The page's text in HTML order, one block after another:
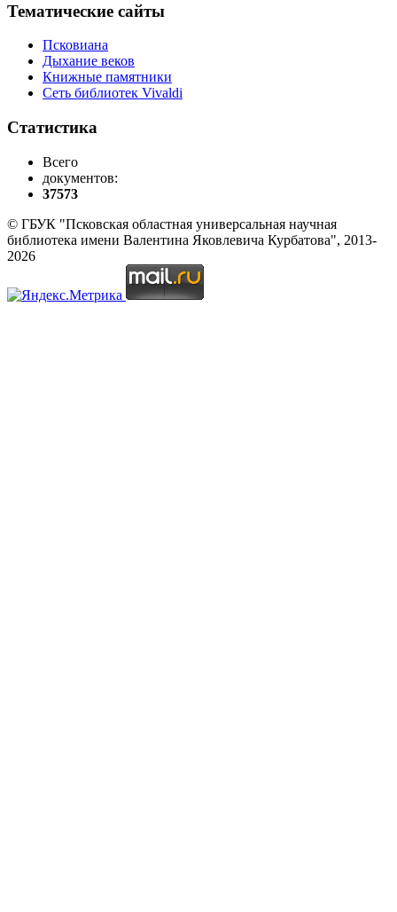
Тематические сайты
Псковиана
Дыхание веков
Книжные памятники
Сеть библиотек Vivaldi
Статистика
Всего
документов:
37573
© ГБУК "Псковская областная универсальная научная
библиотека имени Валентина Яковлевича Курбатова", 2013-
2026